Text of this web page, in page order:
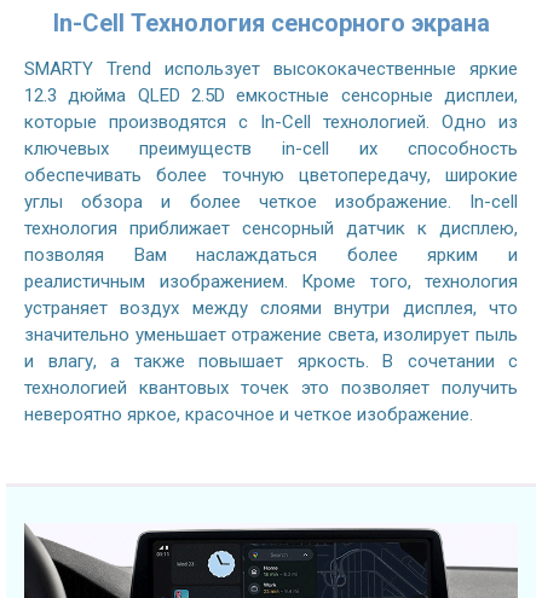
In-Cell Технология сенсорного экрана
SMARTY Trend использует высококачественные яркие
12.3 дюйма QLED 2.5D емкостные сенсорные дисплеи,
которые производятся с In-Cell технологией. Одно из
ключевых преимуществ in-cell их способность
обеспечивать более точную цветопередачу, широкие
углы обзора и более четкое изображение. In-cell
технология приближает сенсорный датчик к дисплею,
позволяя Вам наслаждаться более ярким и
реалистичным изображением. Кроме того, технология
устраняет воздух между слоями внутри дисплея, что
значительно уменьшает отражение света, изолирует пыль
и влагу, а также повышает яркость. В сочетании с
технологией квантовых точек это позволяет получить
невероятно яркое, красочное и четкое изображение.